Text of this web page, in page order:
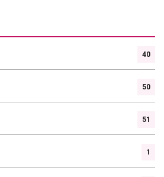
40
50
51
1